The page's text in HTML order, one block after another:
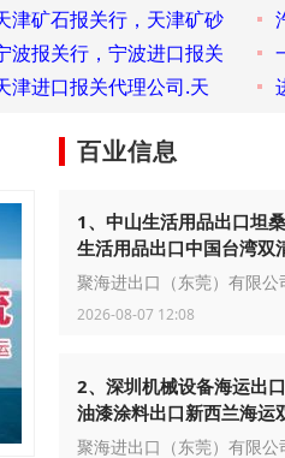
津矿石报关行，天津矿砂
波报关行，宁波进口报关
津进口报关代理公司.天
百业信息
1、中山生活用品出口坦
生活用品出口中国台湾双
聚海进出口（东莞）有限公
2026-08-07 12:08
2、深圳机械设备海运出
油漆涂料出口新西兰海运
聚海进出口（东莞）有限公